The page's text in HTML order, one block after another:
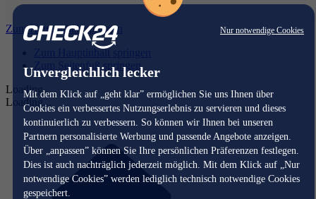
Nur notwendige Cookies
Unvergleichlich lecker
Mit dem Klick auf „geht klar” ermöglichen Sie uns Ihnen über
Cookies ein verbessertes Nutzungserlebnis zu servieren und dieses
kontinuierlich zu verbessern. So können wir Ihnen bei unseren
Partnern personalisierte Werbung und passende Angebote anzeigen.
Über „anpassen” können Sie Ihre persönlichen Präferenzen festlegen.
Dies ist auch nachträglich jederzeit möglich. Mit dem Klick auf „Nur
notwendige Cookies” werden lediglich technisch notwendige Cookies
gespeichert.
Zum Hauptinhalt springen
Zum Hauptinhalt springen
Zum Seitenfuß springen
Loading...
Loading...